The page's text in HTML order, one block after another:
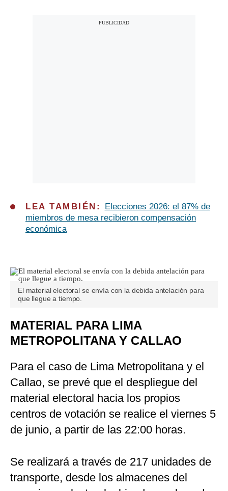
LEA TAMBIÉN:
Elecciones 2026: el 87% de
miembros de mesa recibieron compensación
económica
El material electoral se envía con la debida antelación para
que llegue a tiempo.
MATERIAL PARA LIMA
METROPOLITANA Y CALLAO
Para el caso de Lima Metropolitana y el
Callao, se prevé que el despliegue del
material electoral hacia los propios
centros de votación se realice el viernes 5
de junio, a partir de las 22:00 horas.
Se realizará a través de 217 unidades de
transporte, desde los almacenes del